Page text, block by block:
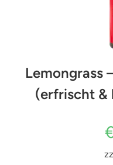
Lemongrass
(erfrischt &